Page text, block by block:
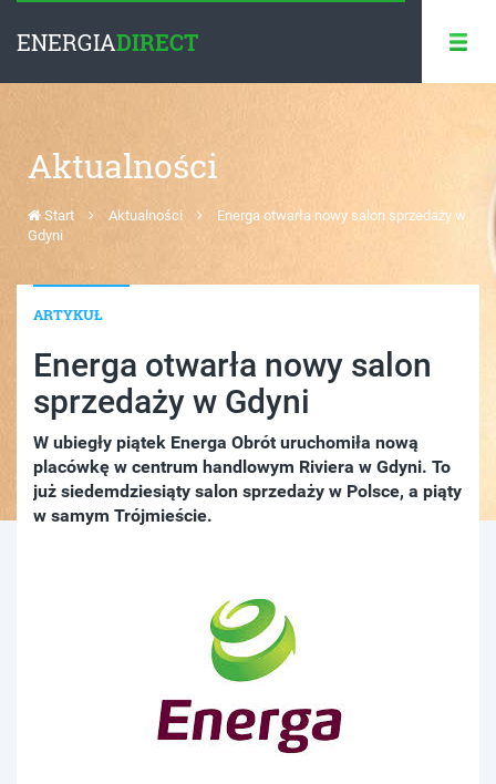
ENERGIADIRECT
Aktualności
Start Aktualności
Energa otwarła nowy salon sprzedaży w
Gdyni
ARTYKUŁ
Energa otwarła nowy salon
sprzedaży w Gdyni
W ubiegły piątek Energa Obrót uruchomiła nową
placówkę w centrum handlowym Riviera w Gdyni. To
już siedemdziesiąty salon sprzedaży w Polsce, a piąty
w samym Trójmieście.